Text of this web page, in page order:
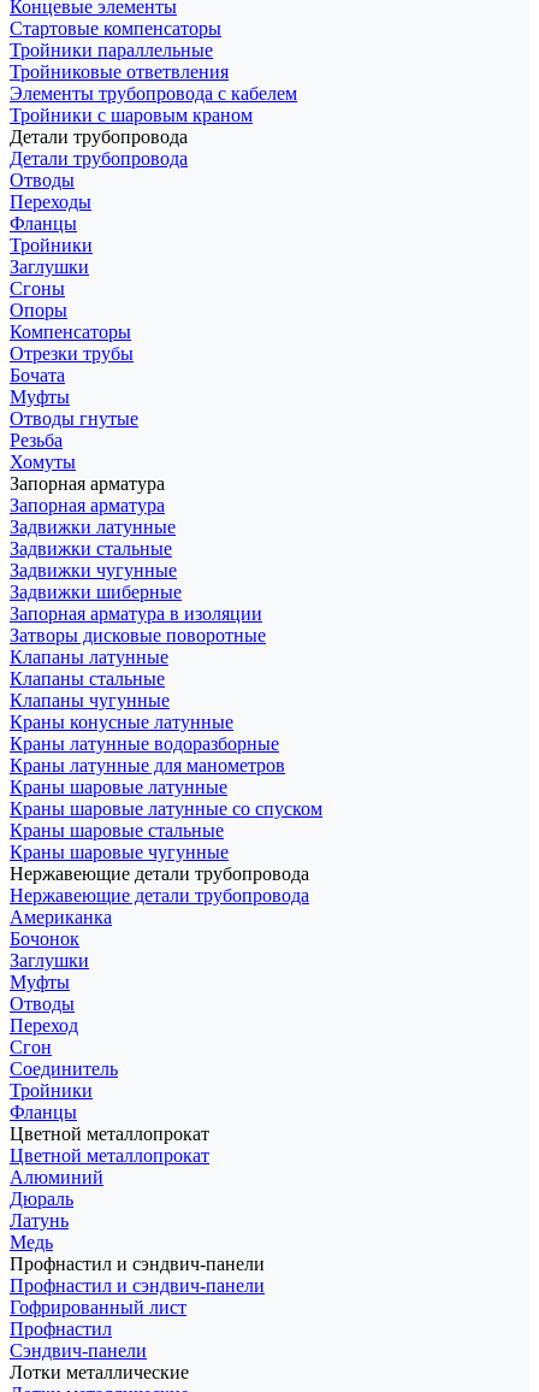
Концевые элементы
Стартовые компенсаторы
Тройники параллельные
Тройниковые ответвления
Элементы трубопровода с кабелем
Тройники с шаровым краном
Детали трубопровода
Детали трубопровода
Отводы
Переходы
Фланцы
Тройники
Заглушки
Сгоны
Опоры
Компенсаторы
Отрезки трубы
Бочата
Муфты
Отводы гнутые
Резьба
Хомуты
Запорная арматура
Запорная арматура
Задвижки латунные
Задвижки стальные
Задвижки чугунные
Задвижки шиберные
Запорная арматура в изоляции
Затворы дисковые поворотные
Клапаны латунные
Клапаны стальные
Клапаны чугунные
Краны конусные латунные
Краны латунные водоразборные
Краны латунные для манометров
Краны шаровые латунные
Краны шаровые латунные со спуском
Краны шаровые стальные
Краны шаровые чугунные
Нержавеющие детали трубопровода
Нержавеющие детали трубопровода
Американка
Бочонок
Заглушки
Муфты
Отводы
Переход
Сгон
Соединитель
Тройники
Фланцы
Цветной металлопрокат
Цветной металлопрокат
Алюминий
Дюраль
Латунь
Медь
Профнастил и сэндвич-панели
Профнастил и сэндвич-панели
Гофрированный лист
Профнастил
Сэндвич-панели
Лотки металлические